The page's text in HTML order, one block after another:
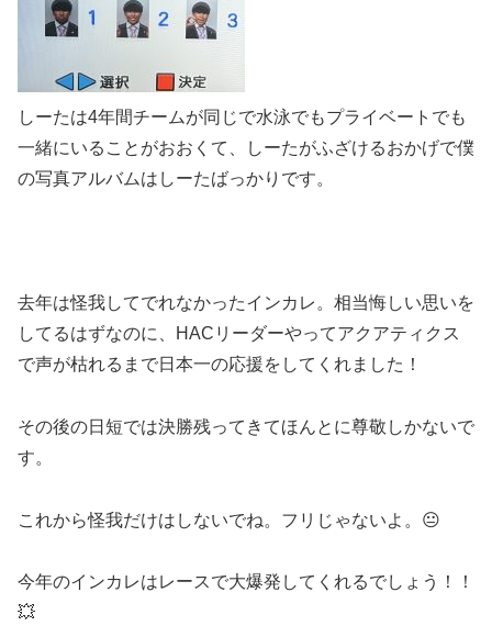
しーたは4年間チームが同じで水泳でもプライベートでも
一緒にいることがおおくて、しーたがふざけるおかげで僕
の写真アルバムはしーたばっかりです。
去年は怪我してでれなかったインカレ。相当悔しい思いを
してるはずなのに、HACリーダーやってアクアティクス
で声が枯れるまで日本一の応援をしてくれました！
その後の日短では決勝残ってきてほんとに尊敬しかないで
す。
これから怪我だけはしないでね。フリじゃないよ。😐
今年のインカレはレースで大爆発してくれるでしょう！！
💥